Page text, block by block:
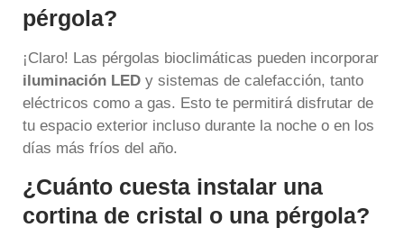
pérgola?
¡Claro! Las pérgolas bioclimáticas pueden incorporar
iluminación LED y sistemas de calefacción, tanto
eléctricos como a gas. Esto te permitirá disfrutar de
tu espacio exterior incluso durante la noche o en los
días más fríos del año.
¿Cuánto cuesta instalar una
cortina de cristal o una pérgola?